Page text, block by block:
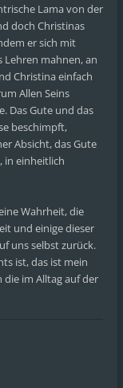
Lama von der
doch Christinas
er sich mit
mahnen, an
Christina einfach
Allen Seins
Das Gute und das
beschimpft,
Absicht, das Gute
in einheitlich
Wahrheit, die
und einige dieser
uns selbst zurück.
ist, das ist mein
im Alltag auf der